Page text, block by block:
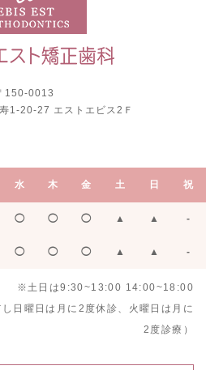
150-0013
1-20-27 エストエビス2Ｆ
水 木 金 土 日 祝
◯ ◯ ◯ ▲ ▲ -
◯ ◯ ◯ ▲ ▲ -
※土日は9:30~13:00 14:00~18:00
日曜日は月に2度休診、火曜日は月に
2度診療）